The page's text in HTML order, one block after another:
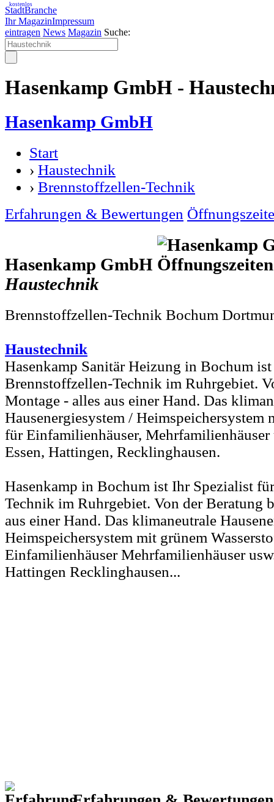
StadtBranche
Ihr MagazinImpressum
kostenlos
eintragen News Magazin Suche:
Hasenkamp GmbH -
Hasenkamp GmbH
Start
› Haustechnik
› Brennstoffzellen-Technik
Erfahrungen & Bewertungen
Hasenkamp GmbH
Haustechnik
Brennstoffzellen-Technik Bochum
Haustechnik
Hasenkamp Sanitär Heizung in Bochum
Brennstoffzellen-Technik im Ruhrgebiet.
Montage - alles aus einer Hand. Das
Hausenergiesystem / Heimspeichersystem
für Einfamilienhäuser,
Essen, Hattingen, Recklinghausen.
Hasenkamp in Bochum ist Ihr Spezialist
Technik im Ruhrgebiet. Von der Beratung
aus einer Hand. Das klimaneutrale
Heimspeichersystem mit grünem
Einfamilienhäuser Mehrfamilienhäuser
Hattingen Recklinghausen...